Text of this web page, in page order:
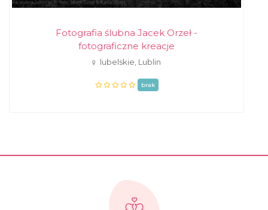
Fotografia ślubna Jacek Orzeł -
fotograficzne kreacje
lubelskie, Lublin
brak